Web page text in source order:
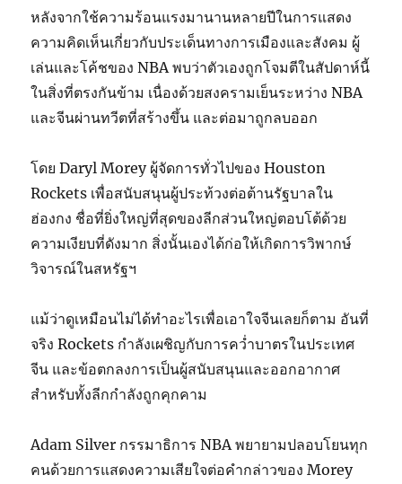
หลังจากใช้ความร้อนแรงมานานหลายปีในการแสดง
ความคิดเห็นเกี่ยวกับประเด็นทางการเมืองและสังคม ผู้
เล่นและโค้ชของ NBA พบว่าตัวเองถูกโจมตีในสัปดาห์นี้
ในสิ่งที่ตรงกันข้าม เนื่องด้วยสงครามเย็นระหว่าง NBA
และจีนผ่านทวีตที่สร้างขึ้น และต่อมาถูกลบออก
โดย Daryl Morey ผู้จัดการทั่วไปของ Houston
Rockets เพื่อสนับสนุนผู้ประท้วงต่อต้านรัฐบาลใน
ฮ่องกง ชื่อที่ยิ่งใหญ่ที่สุดของลีกส่วนใหญ่ตอบโต้ด้วย
ความเงียบที่ดังมาก สิ่งนั้นเองได้ก่อให้เกิดการวิพากษ์
วิจารณ์ในสหรัฐฯ
แม้ว่าดูเหมือนไม่ได้ทำอะไรเพื่อเอาใจจีนเลยก็ตาม อันที่
จริง Rockets กำลังเผชิญกับการคว่ำบาตรในประเทศ
จีน และข้อตกลงการเป็นผู้สนับสนุนและออกอากาศ
สำหรับทั้งลีกกำลังถูกคุกคาม
Adam Silver กรรมาธิการ NBA พยายามปลอบโยนทุก
คนด้วยการแสดงความเสียใจต่อคำกล่าวของ Morey